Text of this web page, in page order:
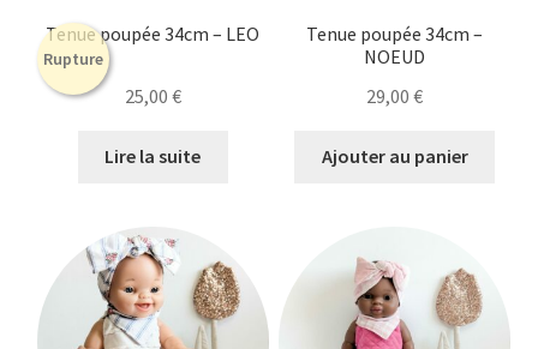
Rupture
Tenue poupée 34cm – LEO
25,00 €
Lire la suite
Tenue poupée 34cm –
NOEUD
29,00€
Ajouter au panier